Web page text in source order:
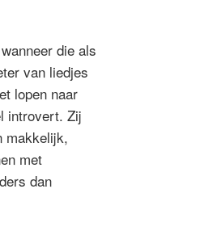
die als
van liedjes
lopen naar
introvert. Zij
makkelijk,
met
dan